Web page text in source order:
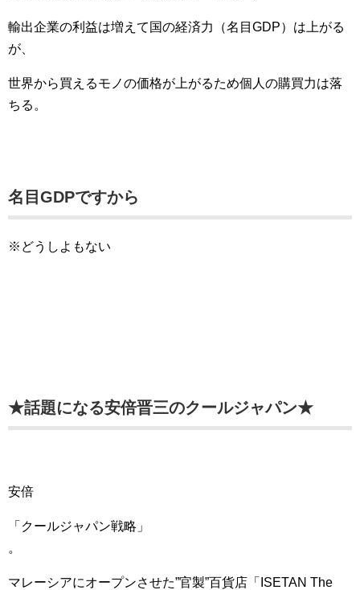
輸出企業の利益は増えて国の経済力（名目GDP）は上がる
が、
世界から買えるモノの価格が上がるため個人の購買力は落
ちる。
名目GDPですから
※どうしよもない
★話題になる安倍晋三のクールジャパン★
安倍
「クールジャパン戦略」
。
マレーシアにオープンさせた”官製”百貨店「ISETAN The